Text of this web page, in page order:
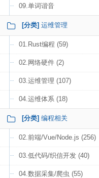
09.单词谐音
[分类] 运维管理
01.Rust编程 (59)
02.网络硬件 (2)
03.运维管理 (107)
04.运维体系 (18)
[分类] 编程相关
02.前端/Vue/Node.js (256)
03.低代码/织信开发 (40)
04.数据采集/爬虫 (55)